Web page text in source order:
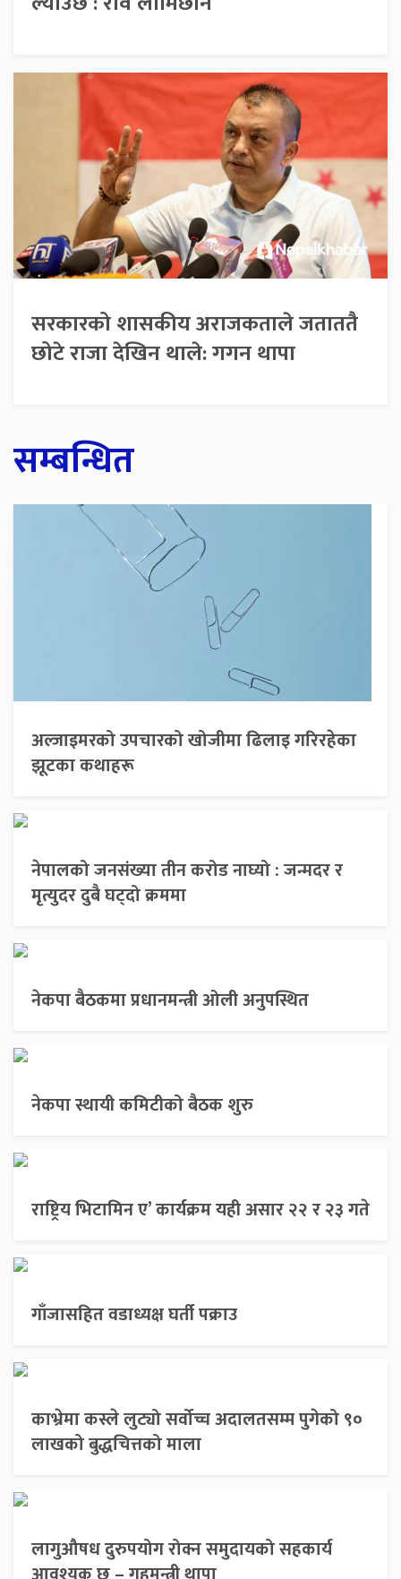
सरकारको शासकीय अराजकताले जताततै
छोटे राजा देखिन थाले: गगन थापा
सम्बन्धित
अल्जाइमरको उपचारको खोजीमा ढिलाइ गरिरहेका
झूटका कथाहरू
नेपालको जनसंख्या तीन करोड नाघ्यो : जन्मदर र
मृत्युदर दुबै घट्दो क्रममा
नेकपा बैठकमा प्रधानमन्त्री ओली अनुपस्थित
नेकपा स्थायी कमिटीको बैठक शुरु
राष्ट्रिय भिटामिन ए’ कार्यक्रम यही असार २२ र २३ गते
गाँजासहित वडाध्यक्ष घर्ती पक्राउ
काभ्रेमा कस्ले लुट्यो सर्वोच्च अदालतसम्म पुगेको ९०
लाखको बुद्धचित्तको माला
लागुऔषध दुरुपयोग रोक्न समुदायको सहकार्य